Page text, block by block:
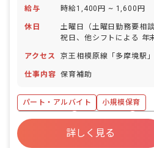
給与 時給1,400円 ~ 1,600円
休日
土曜日（土曜日勤務要相
祝日、他シフトによる 年
※人員にゆとりを持たせて
の相談もしやすく自由に
つです。
アクセス 京王相模原線「多摩境駅
仕事内容 保育補助
パート・アルバイト
小規模保育
乳児保育のみ
社会保険完備
有給
福利厚生充実
駅近5分以内
アッ
詳しく見る